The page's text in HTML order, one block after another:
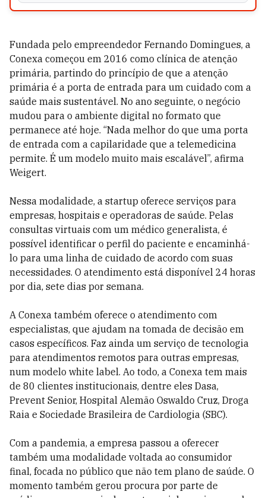
Fundada pelo empreendedor Fernando Domingues, a
Conexa começou em 2016 como clínica de atenção
primária, partindo do princípio de que a atenção
primária é a porta de entrada para um cuidado com a
saúde mais sustentável. No ano seguinte, o negócio
mudou para o ambiente digital no formato que
permanece até hoje. “Nada melhor do que uma porta
de entrada com a capilaridade que a telemedicina
permite. É um modelo muito mais escalável”, afirma
Weigert.
Nessa modalidade, a startup oferece serviços para
empresas, hospitais e operadoras de saúde. Pelas
consultas virtuais com um médico generalista, é
possível identificar o perfil do paciente e encaminhá-
lo para uma linha de cuidado de acordo com suas
necessidades. O atendimento está disponível 24 horas
por dia, sete dias por semana.
A Conexa também oferece o atendimento com
especialistas, que ajudam na tomada de decisão em
casos específicos. Faz ainda um serviço de tecnologia
para atendimentos remotos para outras empresas,
num modelo white label. Ao todo, a Conexa tem mais
de 80 clientes institucionais, dentre eles Dasa,
Prevent Senior, Hospital Alemão Oswaldo Cruz, Droga
Raia e Sociedade Brasileira de Cardiologia (SBC).
Com a pandemia, a empresa passou a oferecer
também uma modalidade voltada ao consumidor
final, focada no público que não tem plano de saúde. O
momento também gerou procura por parte de